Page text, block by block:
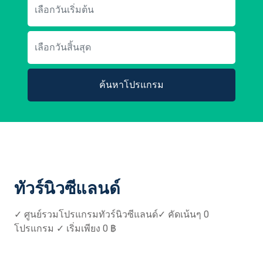
ค้นหาโปรแกรม
ทัวร์นิวซีแลนด์
✓ ศูนย์รวมโปรแกรมทัวร์นิวซีแลนด์✓ คัดเน้นๆ 0
โปรแกรม ✓ เริ่มเพียง 0 ฿